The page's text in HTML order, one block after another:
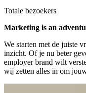
Totale bezoekers
Marketing is an
We starten met de juiste
inzicht. Of je nu beter
employer brand wilt
wij zetten alles in om